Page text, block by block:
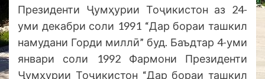
Президенти Ҷумҳурии Тоҷикистон аз 24-
уми декабри соли 1991 “Дар бораи ташкил
намудани Горди миллӣ” буд. Баъдтар 4-уми
январи соли 1992 Фармони Президенти
Ҷумҳурии Тоҷикистон “Дар бораи ташкил